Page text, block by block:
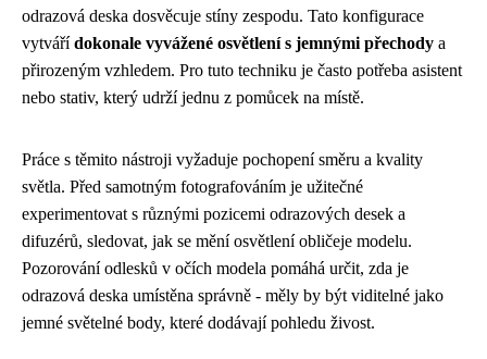
odrazová deska dosvěcuje stíny zespodu. Tato konfigurace
vytváří dokonale vyvážené osvětlení s jemnými přechody a
přirozeným vzhledem. Pro tuto techniku je často potřeba asistent
nebo stativ, který udrží jednu z pomůcek na místě.
Práce s těmito nástroji vyžaduje pochopení směru a kvality
světla. Před samotným fotografováním je užitečné
experimentovat s různými pozicemi odrazových desek a
difuzérů, sledovat, jak se mění osvětlení obličeje modelu.
Pozorování odlesků v očích modela pomáhá určit, zda je
odrazová deska umístěna správně - měly by být viditelné jako
jemné světelné body, které dodávají pohledu živost.